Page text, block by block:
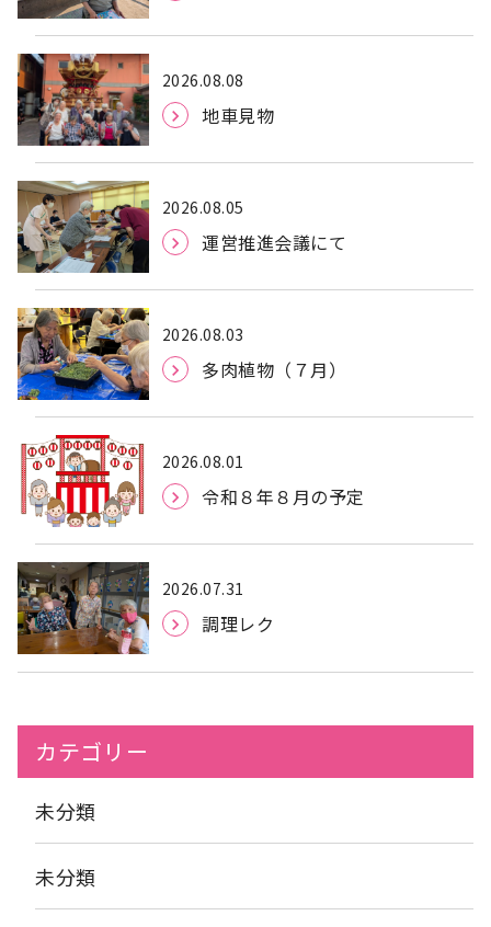
2026.08.08
地車見物
2026.08.05
運営推進会議にて
2026.08.03
多肉植物（７月）
2026.08.01
令和８年８月の予定
2026.07.31
調理レク
カテゴリー
未分類
未分類